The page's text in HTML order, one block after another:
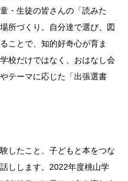
・生徒の皆さんの「読みた
所づくり。自分達で選び、図
ことで、知的好奇心が育ま
校だけではなく、おはなし会
テーマに応じた「出張選書
したこと、子どもと本をつな
しします。2022年度桃山学